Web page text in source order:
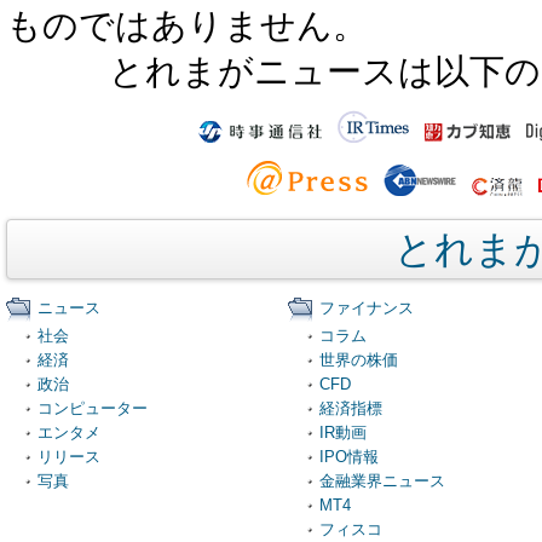
ものではありません。
とれまがニュースは以下
とれま
ニュース
社会
経済
政治
コンピューター
エンタメ
リリース
写真
ファイナンス
コラム
世界の株価
CFD
経済指標
IR動画
IPO情報
金融業界ニュース
MT4
フィスコ